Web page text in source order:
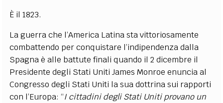
È il 1823.
La guerra che l’America Latina sta vittoriosamente
combattendo per conquistare l’indipendenza dalla
Spagna è alle battute finali quando il 2 dicembre il
Presidente degli Stati Uniti James Monroe enuncia al
Congresso degli Stati Uniti la sua dottrina sui rapporti
con l’Europa: “I cittadini degli Stati Uniti provano un